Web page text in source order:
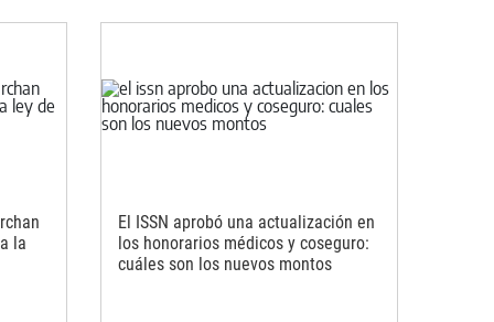
la
El ISSN aprobó una actualización en
los honorarios médicos y coseguro:
cuáles son los nuevos montos